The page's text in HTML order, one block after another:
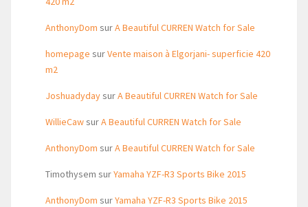
AnthonyDom surA Beautiful CURREN Watch for Sale
homepage surVente maison à Elgorjani- superficie 420
m2
JoshuadydaysurA Beautiful CURREN Watch for Sale
WillieCawsurA Beautiful CURREN Watch for Sale
AnthonyDom surA Beautiful CURREN Watch for Sale
Timothysem surYamaha YZF-R3 Sports Bike 2015
AnthonyDom surYamaha YZF-R3 Sports Bike 2015